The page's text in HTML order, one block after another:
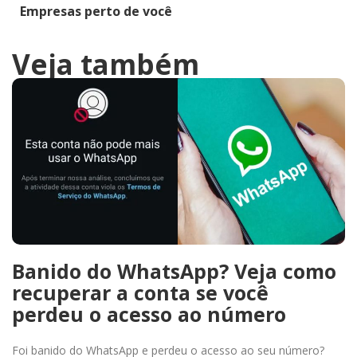
Empresas perto de você
Veja também
Banido do WhatsApp? Veja como
recuperar a conta se você
perdeu o acesso ao número
Foi banido do WhatsApp e perdeu o acesso ao seu número?